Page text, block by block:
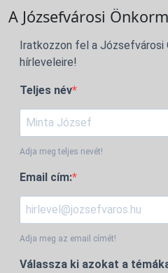
A Józsefvárosi
Iratkozzon fel a Józsefvárosi
hírleveleire!
Teljes név
Adja meg teljes nevét!
Email cím:
Adja meg az email címét!
Válassza ki azokat a